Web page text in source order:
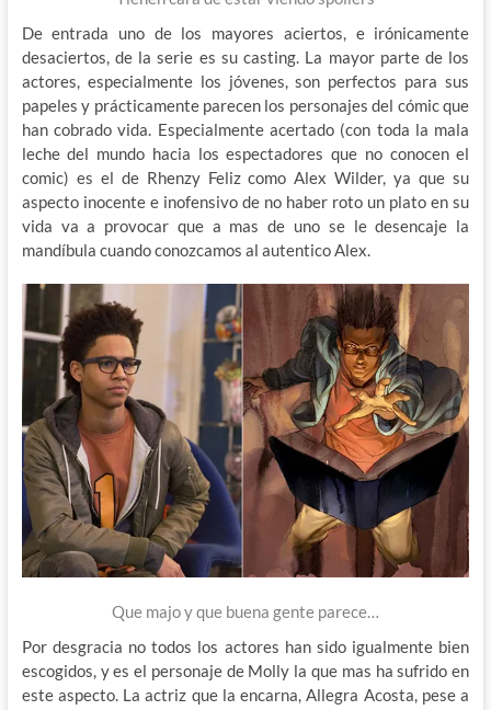
De entrada uno de los mayores aciertos, e irónicamente
desaciertos, de la serie es su casting. La mayor parte de los
actores, especialmente los jóvenes, son perfectos para sus
papeles y prácticamente parecen los personajes del cómic que
han cobrado vida. Especialmente acertado (con toda la mala
leche del mundo hacia los espectadores que no conocen el
comic) es el de Rhenzy Feliz como Alex Wilder, ya que su
aspecto inocente e inofensivo de no haber roto un plato en su
vida va a provocar que a mas de uno se le desencaje la
mandíbula cuando conozcamos al autentico Alex.
Que majo y que buena gente parece…
Por desgracia no todos los actores han sido igualmente bien
escogidos, y es el personaje de Molly la que mas ha sufrido en
este aspecto. La actriz que la encarna, Allegra Acosta, pese a